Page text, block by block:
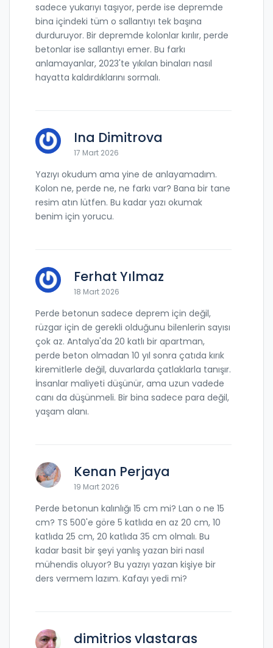
sadece yukarıyı taşıyor, perde ise depremde
bina içindeki tüm o sallantıyı tek başına
durduruyor. Bir depremde kolonlar kırılır, perde
betonlar ise sallantıyı emer. Bu farkı
anlamayanlar, 2023'te yıkılan binaları nasıl
hayatta kaldırdıklarını sormalı.
Ina Dimitrova
17 Mart 2026
Yazıyı okudum ama yine de anlayamadım.
Kolon ne, perde ne, ne farkı var? Bana bir tane
resim atın lütfen. Bu kadar yazı okumak
benim için yorucu.
Ferhat Yılmaz
18 Mart 2026
Perde betonun sadece deprem için değil,
rüzgar için de gerekli olduğunu bilenlerin sayısı
çok az. Antalya'da 20 katlı bir apartman,
perde beton olmadan 10 yıl sonra çatıda kırık
kiremitlerle değil, duvarlarda çatlaklarla tanışır.
İnsanlar maliyeti düşünür, ama uzun vadede
canı da düşünmeli. Bir bina sadece para değil,
yaşam alanı.
Kenan Perjaya
19 Mart 2026
Perde betonun kalınlığı 15 cm mi? Lan o ne 15
cm? TS 500'e göre 5 katlıda en az 20 cm, 10
katlıda 25 cm, 20 katlıda 35 cm olmalı. Bu
kadar basit bir şeyi yanlış yazan biri nasıl
mühendis oluyor? Bu yazıyı yazan kişiye bir
ders vermem lazım. Kafayı yedi mi?
dimitrios vlastaras